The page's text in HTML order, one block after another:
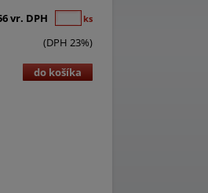
vr. DPH ks
(DPH 23%)
do košíka